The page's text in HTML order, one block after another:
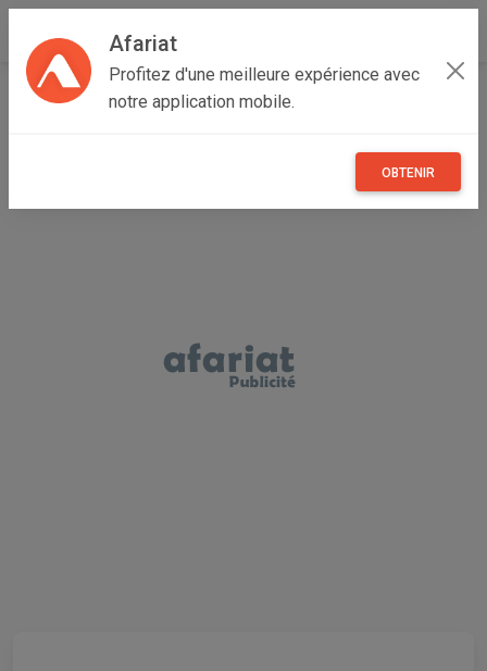
Afariat
Profitez d'une meilleure expérience avec
notre application mobile.
OBTENIR
Accueil Recherche Grand Tunis